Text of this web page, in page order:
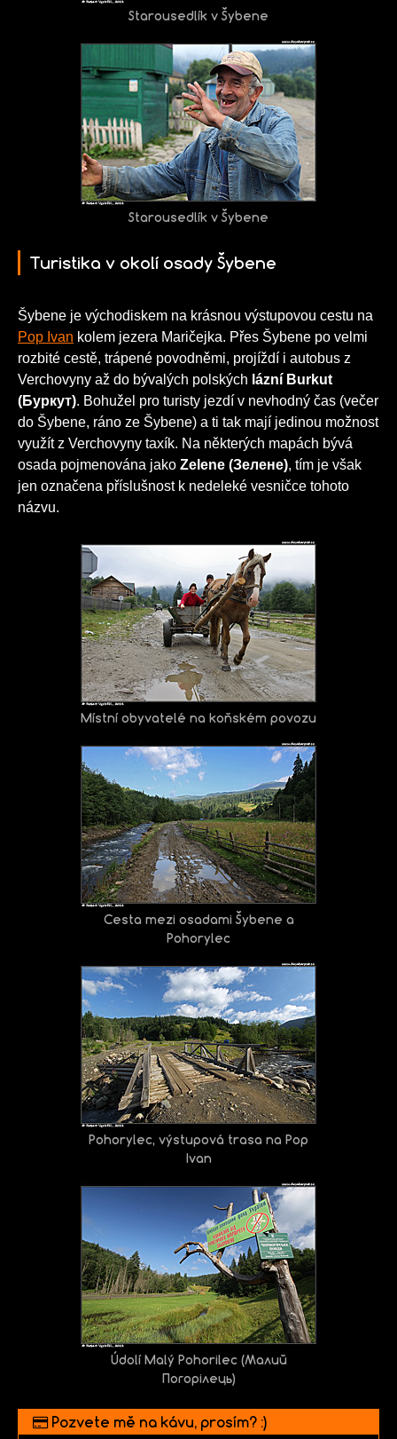
Starousedlík v Šybene
Starousedlík v Šybene
Turistika v okolí osady Šybene
Šybene je východiskem na krásnou výstupovou cestu na
Pop Ivan kolem jezera Maričejka. Přes Šybene po velmi
rozbité cestě, trápené povodněmi, projíždí i autobus z
Verchovyny až do bývalých polských lázní Burkut
(Буркут). Bohužel pro turisty jezdí v nevhodný čas (večer
do Šybene, ráno ze Šybene) a ti tak mají jedinou možnost
využít z Verchovyny taxík. Na některých mapách bývá
osada pojmenována jako Zelene (Зелене), tím je však
jen označena příslušnost k nedeleké vesničce tohoto
názvu.
Místní obyvatelé na koňském povozu
Cesta mezi osadami Šybene a
Pohorylec
Pohorylec, výstupová trasa na Pop
Ivan
Údolí Malý Pohorіlec (Малий
Погорілець)
Pozvete mě na kávu, prosím? :)